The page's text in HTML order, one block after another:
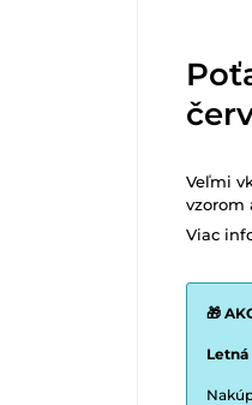
Veľmi
vzorom
Viac
🎁